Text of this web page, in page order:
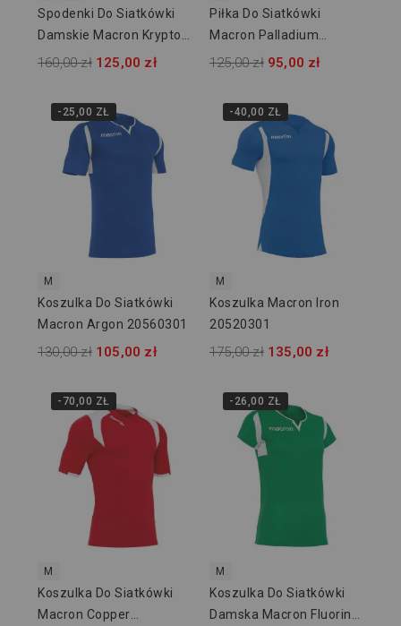
Spodenki Do Siatkówki
Damskie Macron Krypton
242307
160,00 zł 125,00 zł
Piłka Do Siatkówki
Macron Palladium
5910251
125,00 zł 95,00 zł
-25,00 ZŁ
M
Koszulka Do Siatkówki
Macron Argon 20560301
130,00 zł 105,00 zł
-40,00 ZŁ
M
Koszulka Macron Iron
20520301
175,00 zł 135,00 zł
-70,00 ZŁ
M
Koszulka Do Siatkówki
Macron Copper
-26,00 ZŁ
M
Koszulka Do Siatkówki
Damska Macron Fluorine